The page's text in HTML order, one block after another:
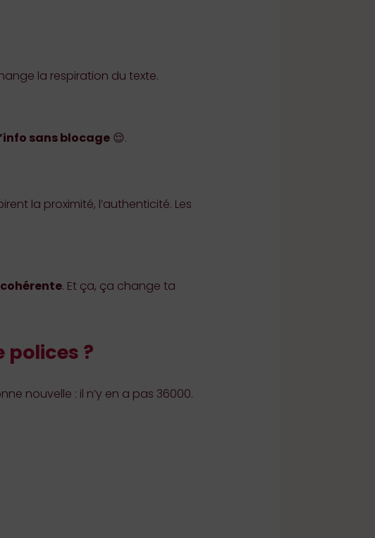
la respiration du texte.
sans blocage😌.
la proximité, l’authenticité. Les
. Et ça, ça change ta
?
nouvelle : il n’y en a pas 36000.